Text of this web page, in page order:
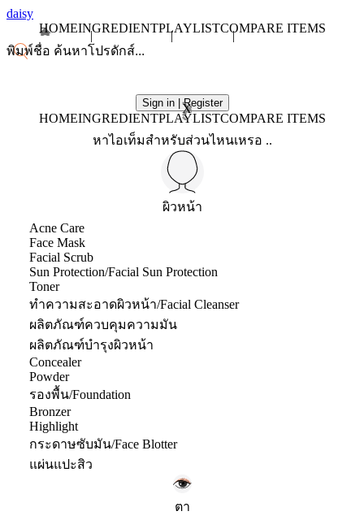
daisy
HOMEINGREDIENTPLAYLISTCOMPARE ITEMS
Sign in | Register
X
HOMEINGREDIENTPLAYLISTCOMPARE ITEMS
หาไอเท็มสำหรับส่วนไหนเหรอ ..
ผิวหน้า
Acne Care
Face Mask
Facial Scrub
Sun Protection/Facial Sun Protection
Toner
ทำความสะอาดผิวหน้า/Facial Cleanser
ผลิตภัณฑ์ควบคุมความมัน
ผลิตภัณฑ์บำรุงผิวหน้า
Concealer
Powder
รองพื้น/Foundation
Bronzer
Highlight
กระดาษซับมัน/Face Blotter
แผ่นแปะสิว
ตา